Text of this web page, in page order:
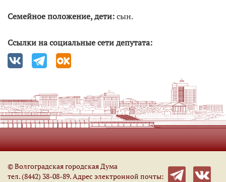
Семейное положение, дети:сын.
Ссылки на социальные сети депутата:
© Волгоградская городская Дума
тел. (8442) 38-08-89. Адрес электронной почты: